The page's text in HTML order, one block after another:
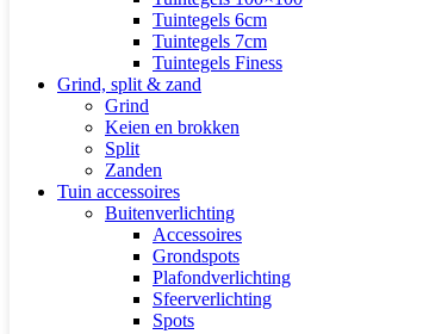
Tuintegels 6cm
Tuintegels 7cm
Tuintegels Finess
Grind, split & zand
Grind
Keien en brokken
Split
Zanden
Tuin accessoires
Buitenverlichting
Accessoires
Grondspots
Plafondverlichting
Sfeerverlichting
Spots